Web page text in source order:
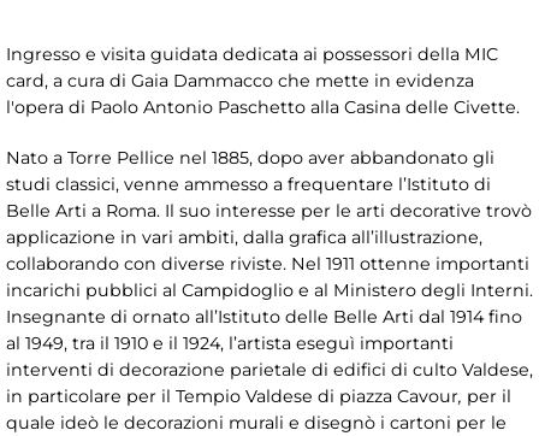
Ingresso e visita guidata dedicata ai possessori della MIC
card, a cura di Gaia Dammacco che mette in evidenza
l'opera di Paolo Antonio Paschetto alla Casina delle Civette.
Nato a Torre Pellice nel 1885, dopo aver abbandonato gli
studi classici, venne ammesso a frequentare l’Istituto di
Belle Arti a Roma. Il suo interesse per le arti decorative trovò
applicazione in vari ambiti, dalla grafica all’illustrazione,
collaborando con diverse riviste. Nel 1911 ottenne importanti
incarichi pubblici al Campidoglio e al Ministero degli Interni.
Insegnante di ornato all’Istituto delle Belle Arti dal 1914 fino
al 1949, tra il 1910 e il 1924, l’artista eseguì importanti
interventi di decorazione parietale di edifici di culto Valdese,
in particolare per il Tempio Valdese di piazza Cavour, per il
quale ideò le decorazioni murali e disegnò i cartoni per le